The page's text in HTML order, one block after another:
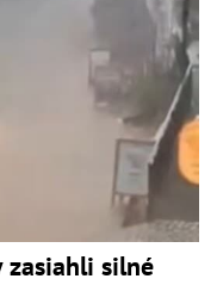
zasiahli silné